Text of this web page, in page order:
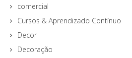
comercial
Cursos & Aprendizado Contínuo
Decor
Decoração